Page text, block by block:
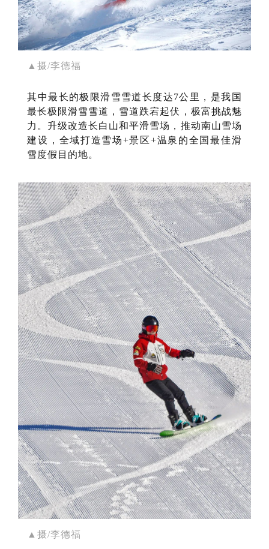
▲摄/李德福
其中最长的极限滑雪雪道长度达7公里，是我国
最长极限滑雪雪道，雪道跌宕起伏，极富挑战魅
力。升级改造长白山和平滑雪场，推动南山雪场
建设，全域打造雪场+景区+温泉的全国最佳滑
雪度假目的地。
▲摄/李德福